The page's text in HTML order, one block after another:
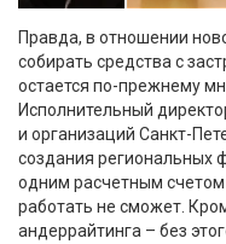
Правда, в отношении
собирать средства с
остается по-прежнему
Исполнительный
и организаций Санкт-
создания региональных
одним расчетным
работать не сможет.
андеррайтинга – без